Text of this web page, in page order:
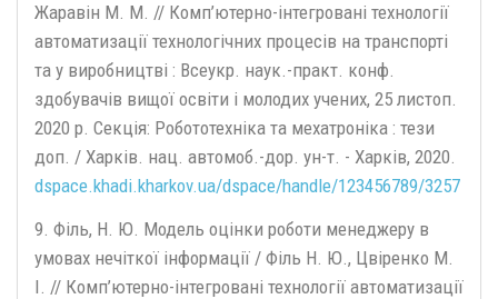
Жаравін М. М. // Комп’ютерно-інтегровані технології
автоматизації технологічних процесів на транспорті
та у виробництві : Всеукр. наук.-практ. конф.
здобувачів вищої освіти і молодих учених, 25 листоп.
2020 р. Секція: Робототехніка та мехатроніка : тези
доп. / Харків. нац. автомоб.-дор. ун-т. - Харків, 2020.
dspace.khadi.kharkov.ua/dspace/handle/123456789/3257
9. Філь, Н. Ю. Модель оцінки роботи менеджеру в
умовах нечіткої інформації / Філь Н. Ю., Цвіренко М.
І. // Комп’ютерно-інтегровані технології автоматизації